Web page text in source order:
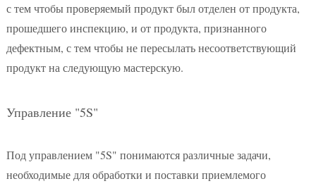
с тем чтобы проверяемый продукт был отделен от продукта,
прошедшего инспекцию, и от продукта, признанного
дефектным, с тем чтобы не пересылать несоответствующий
продукт на следующую мастерскую.
Управление "5S"
Под управлением "5S" понимаются различные задачи,
необходимые для обработки и поставки приемлемого